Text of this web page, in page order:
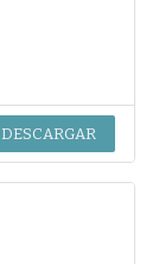
DESCARGAR